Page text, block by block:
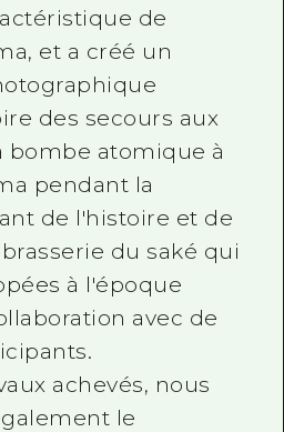
de
et a créé un
des secours aux
bombe atomique à
pendant la
de l'histoire et de
du saké qui
à l'époque
avec de
achevés, nous
le